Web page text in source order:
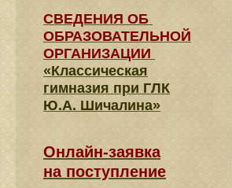
СВЕДЕНИЯ​ ОБ
ОБРАЗОВАТЕЛЬНОЙ
ОРГАНИЗАЦИИ
«Классическая
гимназия при ГЛК
Ю.А. Шичалина»
Онлайн-заявка
на поступление